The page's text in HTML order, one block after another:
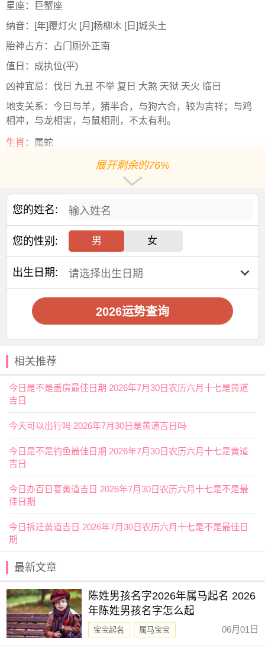
星座：巨蟹座
纳音：[年]覆灯火 [月]杨柳木 [日]城头土
胎神占方：占门厕外正南
值日：成执位(平)
凶神宜忌：伐日 九丑 不举 复日 大煞 天狱 天火 临日
地支关系：今日与羊，猪半合，与狗六合，较为吉祥；与鸡
相冲，与龙相害，与鼠相刑，不太有利。
生肖 ：属蛇
：冲鸡煞西 正冲癸酉(1933 1993)
节日：
24节气：7月7日小暑 7月22日大暑
值神：天德(黄道日)
年空亡：寅卯 年七煞：亥 年三煞：东 三煞寅卯辰 甲乙坐煞
月空亡：申酉 月七煞：丑 月三煞：西 三煞申酉戌 庚辛坐煞
日空亡：申酉 日七煞：酉 日三煞：西 三煞申酉戌 庚辛坐煞
点，此日宜开业入学、
讼。我们常说：学业有成、成双成对、事业有成，这是人们
对人生少年、青年、壮年三个不同时期的美好祝愿，故“成”日
局的事实，故“成”日不利诉讼。
成日诸事皆可为，吉星
婚姻定许生贵子，埋葬平平无福生；消怨解难不可用，送鬼
出门鬼又成。
九星
阴贵神：西南 物候：温风至
喜神：东北 月令：癸未 日禄：午命互禄 乙命进禄
十二值神：天德 — 吉：俗称“大黄道日”。古籍云：宝光星，
天德星，其时大郭，作事有成，利有攸往，出行吉。
财神：正北 月名：季夏 太岁位：东南
展开剩余的76%
您的姓名:
您的性别: 男 女
出生日期:
2026运势查询
相关推荐
今日是不是盖房最佳日期 2026年7月30日农历六月十七是黄道
吉日
今天可以出行吗 2026年7月30日是黄道吉日吗
今日是不是钓鱼最佳日期 2026年7月30日农历六月十七是黄道
吉日
今日办百日宴黄道吉日 2026年7月30日农历六月十七是不是最
佳日期
今日拆迁黄道吉日 2026年7月30日农历六月十七是不是最佳日
期
最新文章
陈姓男孩名字2026年属马起名 2026
年陈姓男孩名字怎么起
宝宝起名
属马宝宝
新生儿取名
06月01日